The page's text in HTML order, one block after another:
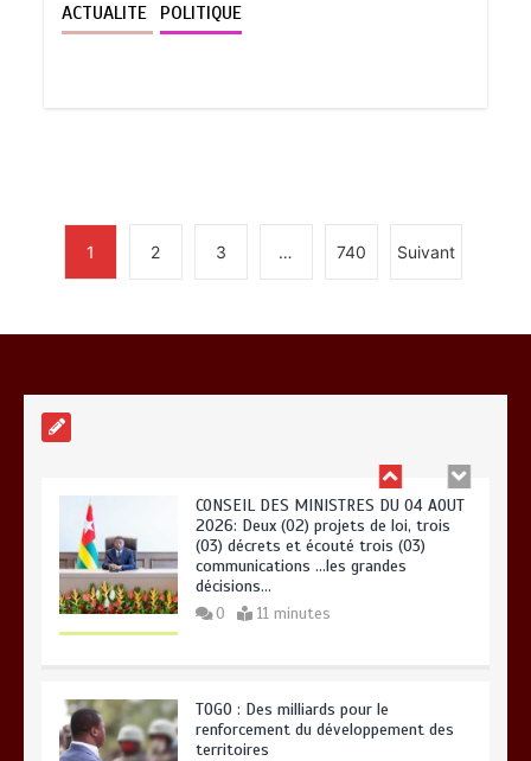
ACTUALITE POLITIQUE
1 2 3 … 740 Suivant
CONSEIL DES MINISTRES DU 04 AOUT
2026: Deux (02) projets de loi, trois
(03) décrets et écouté trois (03)
communications …les grandes
décisions…
0 11 minutes
TOGO : Des milliards pour le
renforcement du développement des
territoires